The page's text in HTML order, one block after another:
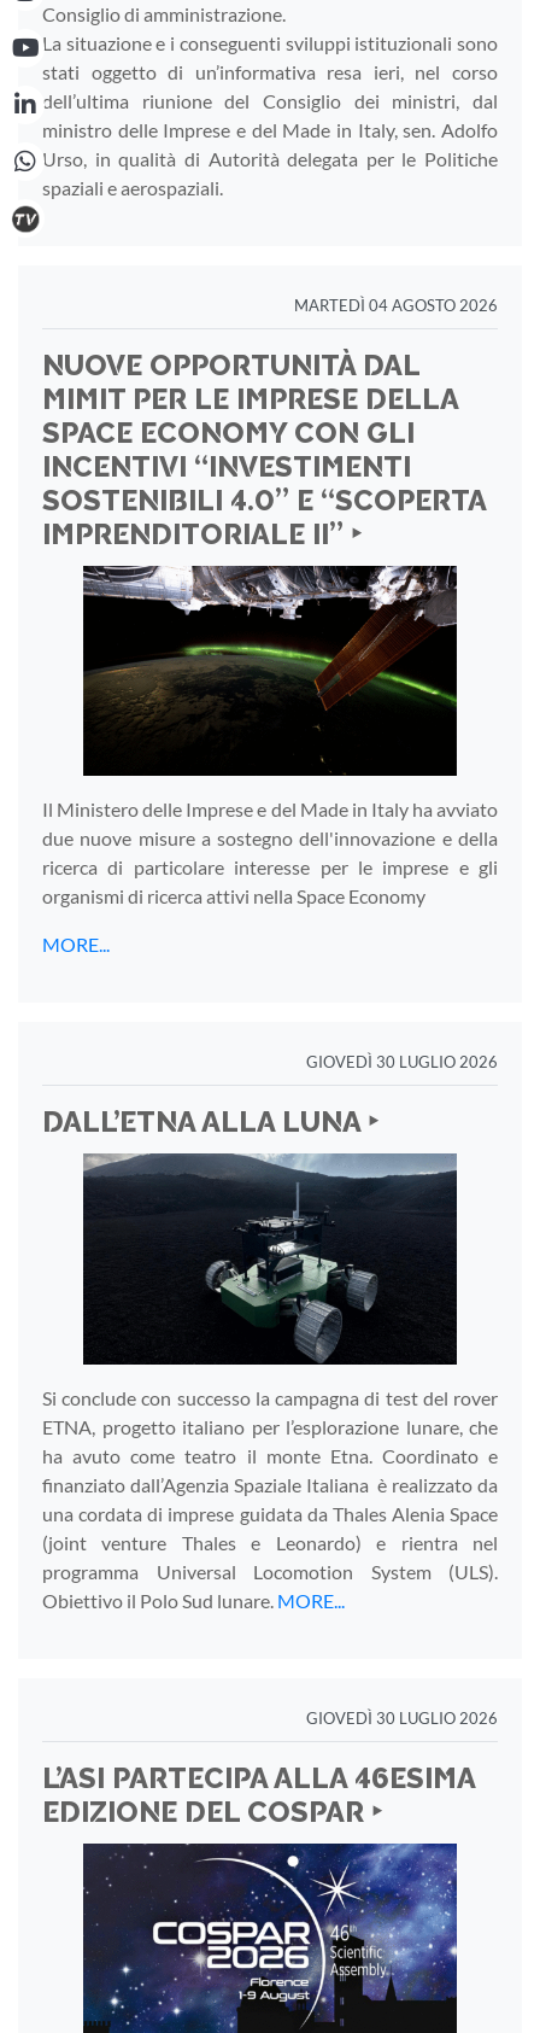
Consiglio di amministrazione.
La situazione e i conseguenti sviluppi istituzionali sono
stati oggetto di un’informativa resa ieri, nel corso
dell’ultima riunione del Consiglio dei ministri, dal
ministro delle Imprese e del Made in Italy, sen. Adolfo
Urso, in qualità di Autorità delegata per le Politiche
spaziali e aerospaziali.
MARTEDÌ 04 AGOSTO 2026
NUOVE OPPORTUNITÀ DAL
MIMIT PER LE IMPRESE DELLA
SPACE ECONOMY CON GLI
INCENTIVI “INVESTIMENTI
SOSTENIBILI 4.0” E “SCOPERTA
IMPRENDITORIALE II” ‣
Il Ministero delle Imprese e del Made in Italy ha avviato
due nuove misure a sostegno dell'innovazione e della
ricerca di particolare interesse per le imprese e gli
organismi di ricerca attivi nella Space Economy
MORE...
GIOVEDÌ 30 LUGLIO 2026
DALL’ETNA ALLA LUNA ‣
Si conclude con successo la campagna di test del rover
ETNA, progetto italiano per l’esplorazione lunare, che
ha avuto come teatro il monte Etna. Coordinato e
finanziato dall’Agenzia Spaziale Italiana è realizzato da
una cordata di imprese guidata da Thales Alenia Space
(joint venture Thales e Leonardo) e rientra nel
programma Universal Locomotion System (ULS).
Obiettivo il Polo Sud lunare. MORE...
GIOVEDÌ 30 LUGLIO 2026
L’ASI PARTECIPA ALLA 46ESIMA
EDIZIONE DEL COSPAR ‣